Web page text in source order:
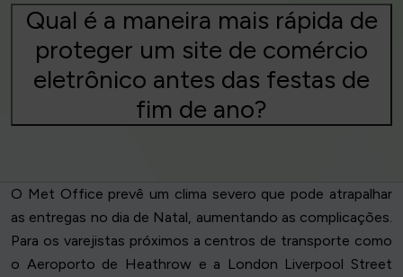
Qual é a maneira mais rápida de
proteger um site de comércio
eletrônico antes das festas de
fim de ano?
O Met Office prevê um clima severo que pode atrapalhar
as entregas no dia de Natal, aumentando as complicações.
Para os varejistas próximos a centros de transporte como
o Aeroporto de Heathrow e a London Liverpool Street